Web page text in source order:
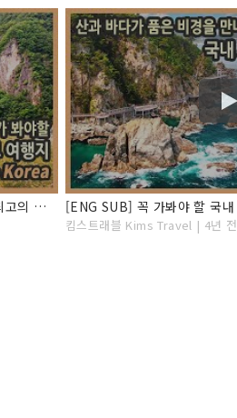
[ENG SUB] 국내여행 다큐 / 꼭 가봐야 할 국내 최고의 강원내륙 드라이브 여행 / 만항재, 정암사, 정선 소금강, 칠족령, 백룡동굴, 육백마지기 / 정선 평창 강원도여행
킴스트래블 Kims Travel | 4년 전